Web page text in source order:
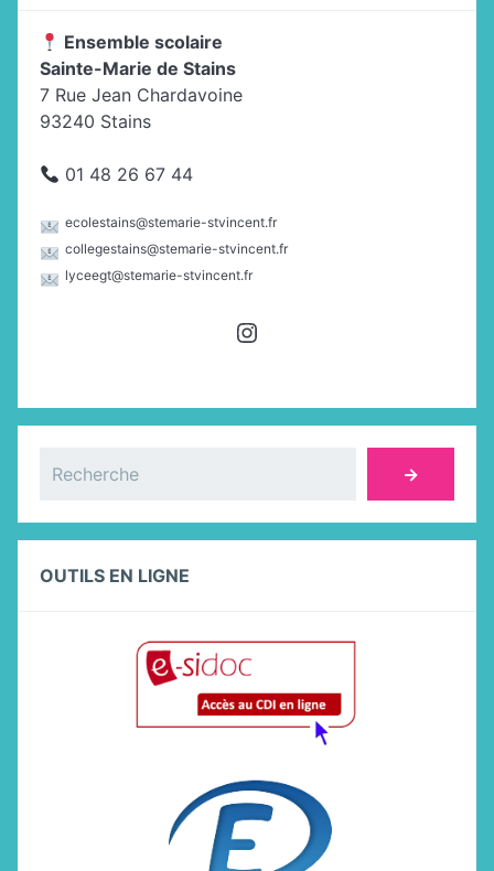
Ensemble scolaire
Sainte-Marie de Stains
7 Rue Jean Chardavoine
93240 Stains
01 48 26 67 44
ecolestains@stemarie-stvincent.fr
collegestains@stemarie-stvincent.fr
lyceegt@stemarie-stvincent.fr
Instagram
→
OUTILS EN LIGNE